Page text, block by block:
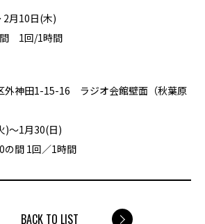
2月10日(木)
間 1回/1時間
外神田1-15-16 ラジオ会館壁面（秋葉原
)～1月30(日)
の間 1回／1時間
BACK TO LIST